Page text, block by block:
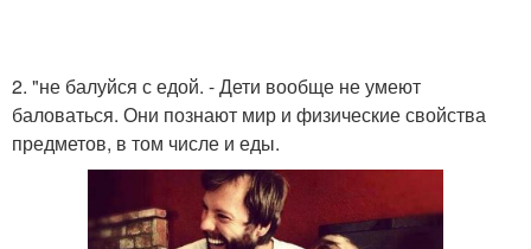
2. "не балуйся с едой. - Дети вообще не умеют
баловаться. Они познают мир и физические свойства
предметов, в том числе и еды.